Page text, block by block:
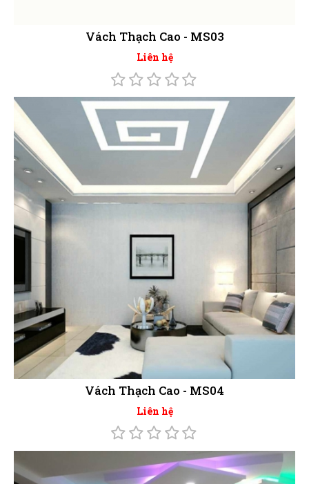
Vách Thạch Cao - MS03
Liên hệ
Vách Thạch Cao - MS04
Liên hệ